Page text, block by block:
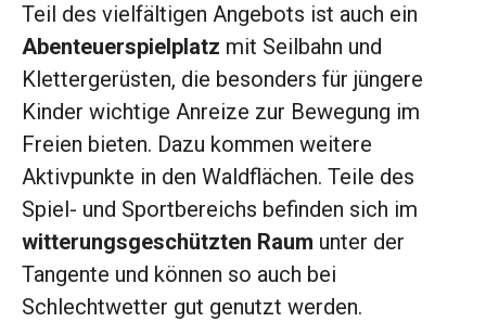
Teil des vielfältigen Angebots ist auch ein
Abenteuerspielplatz mit Seilbahn und
Klettergerüsten, die besonders für jüngere
Kinder wichtige Anreize zur Bewegung im
Freien bieten. Dazu kommen weitere
Aktivpunkte in den Waldflächen. Teile des
Spiel- und Sportbereichs befinden sich im
witterungsgeschützten Raum unter der
Tangente und können so auch bei
Schlechtwetter gut genutzt werden.